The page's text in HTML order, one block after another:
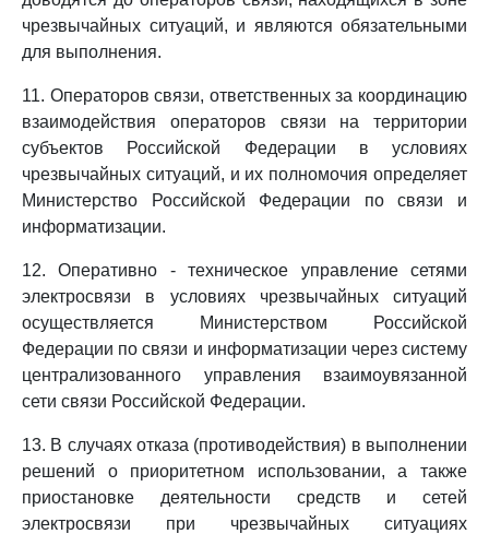
чрезвычайных ситуаций, и являются обязательными
для выполнения.
11. Операторов связи, ответственных за координацию
взаимодействия операторов связи на территории
субъектов Российской Федерации в условиях
чрезвычайных ситуаций, и их полномочия определяет
Министерство Российской Федерации по связи и
информатизации.
12. Оперативно - техническое управление сетями
электросвязи в условиях чрезвычайных ситуаций
осуществляется Министерством Российской
Федерации по связи и информатизации через систему
централизованного управления взаимоувязанной
сети связи Российской Федерации.
13. В случаях отказа (противодействия) в выполнении
решений о приоритетном использовании, а также
приостановке деятельности средств и сетей
электросвязи при чрезвычайных ситуациях